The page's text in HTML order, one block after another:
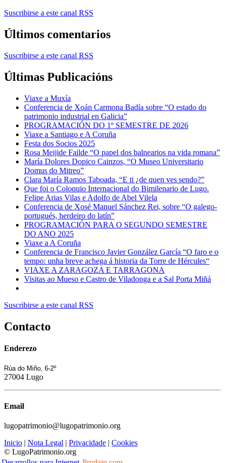
Suscribirse a este canal RSS
Últimos comentarios
Suscribirse a este canal RSS
Últimas Publicacións
Viaxe a Muxía
Conferencia de Xoán Carmona Badía sobre “O estado do
patrimonio industrial en Galicia”
PROGRAMACIÓN DO 1º SEMESTRE DE 2026
Viaxe a Santiago e A Coruña
Festa dos Socios 2025
Rosa Meijide Failde “O papel dos balnearios na vida romana”
María Dolores Dopico Cainzos, “O Museo Universitario
Domus do Mitreo”
Clara María Ramos Taboada, “E ti ¿de quen ves sendo?”
Que foi o Coloquio Internacional do Bimilenario de Lugo.
Felipe Arias Vilas e Adolfo de Abel Vilela
Conferencia de Xosé Manuel Sánchez Rei, sobre “O galego-
portugués, herdeiro do latín”
PROGRAMACIÓN PARA O SEGUNDO SEMESTRE
DO ANO 2025
Viaxe a A Coruña
Conferencia de Francisco Javier González García “O faro e o
tempo: unha breve achega á historia da Torre de Hércules“
VIAXE A ZARAGOZA E TARRAGONA
Visitas ao Mueso e Castro de Viladonga e a Sal Porta Miñá
Suscribirse a este canal RSS
Contacto
Enderezo
Rúa do Miño, 6-2º
27004 Lugo
Email
lugopatrimonio@lugopatrimonio.org
Inicio | Nota Legal | Privacidade | Cookies
© LugoPatrimonio.org